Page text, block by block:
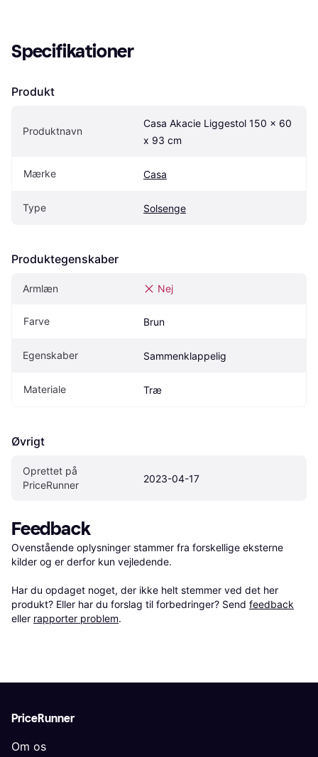
Specifikationer
Produkt
Produktnavn
Casa Akacie Liggestol 150 x 60
x 93 cm
Mærke Casa
Type Solsenge
Produktegenskaber
Armlæn Nej
Farve Brun
Egenskaber Sammenklappelig
Materiale Træ
Øvrigt
Oprettet på
PriceRunner
2023-04-17
Feedback
Ovenstående oplysninger stammer fra forskellige eksterne
kilder og er derfor kun vejledende.
Har du opdaget noget, der ikke helt stemmer ved det her
produkt? Eller har du forslag til forbedringer? Send feedback
eller rapporter problem.
PriceRunner
Om os